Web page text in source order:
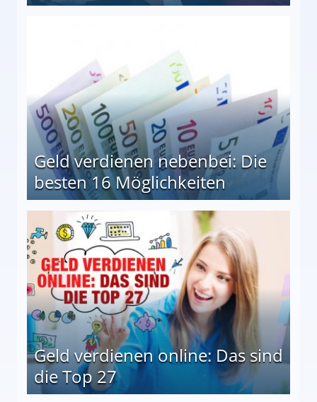
Geld verdienen nebenbei: Die
besten 16 Möglichkeiten
Geld verdienen online: Das sind
die Top 27